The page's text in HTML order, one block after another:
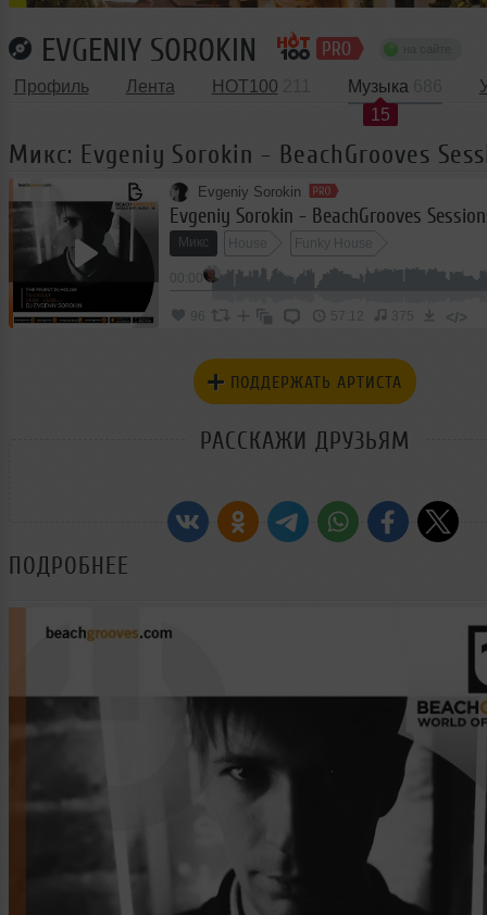
EVGENIY SOROKIN
Профиль Лента HOT100
Музыка
15
Микс: Evgeniy Sorokin - BeachGrooves
Evgeniy Sorokin
Evgeniy Sorokin - BeachGrooves
Микс House Funky House
96 57:12 375 </>
ПОДДЕРЖАТЬ АРТИСТА
РАССКАЖИ ДРУЗЬЯМ
ПОДРОБНЕЕ